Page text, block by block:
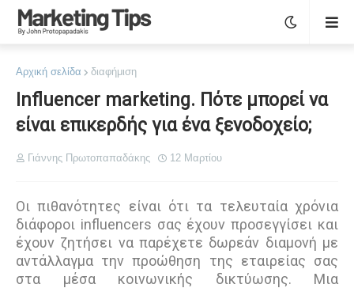
Αρχική σελίδα διαφήμιση
Influencer marketing. Πότε μπορεί να
είναι επικερδής για ένα ξενοδοχείο;
Γιάννης Πρωτοπαπαδάκης 12 Μαρτίου
Οι πιθανότητες είναι ότι τα τελευταία χρόνια
διάφοροι influencers σας έχουν προσεγγίσει και
έχουν ζητήσει να παρέχετε δωρεάν διαμονή με
αντάλλαγμα την προώθηση της εταιρείας σας
στα μέσα κοινωνικής δικτύωσης. Μια